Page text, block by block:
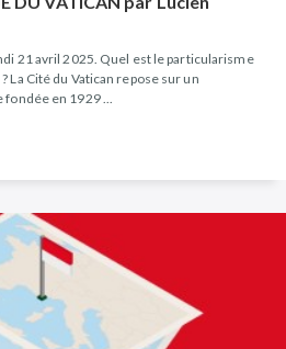
21 avril 2025. Quel est le particularisme
La Cité du Vatican repose sur un
en 1929 ...